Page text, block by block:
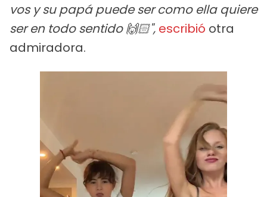
vos y su papá puede ser como ella quiere
ser en todo sentido 🙌🏻", escribió otra
admiradora.